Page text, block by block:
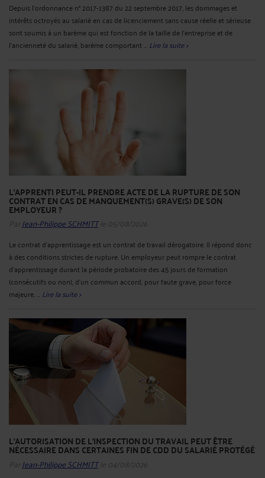
Depuis l’ordonnance n° 2017-1387 du 22 septembre 2017, les dommages et
intérêts octroyés au salarié en cas de licenciement sans cause réelle et sérieuse
sont soumis à un barème qui est fonction de la taille de l’entreprise et de
l’ancienneté du salarié, barème comportant ... Lire la suite >
L'APPRENTI PEUT-IL PRENDRE ACTE DE LA RUPTURE DE SON
CONTRAT EN CAS DE MANQUEMENT(S) GRAVE(S) DE SON
EMPLOYEUR ?
Par Jean-Philippe SCHMITTle 05/08/2026
Le contrat d’apprentissage est un contrat de travail dérogatoire. Il répond donc
à des conditions strictes de rupture. Un employeur peut rompre le contrat
d’apprentissage durant la période probatoire des 45 jours de formation
(consécutifs ou non), d’un commun accord, pour faute grave, pour force
majeure, ... Lire la suite >
L'AUTORISATION DE L'INSPECTION DU TRAVAIL PEUT ÊTRE
NÉCESSAIRE DANS CERTAINES FIN DE CDD DU SALARIÉ PROTÉGÉ
Par Jean-Philippe SCHMITTle 04/08/2026